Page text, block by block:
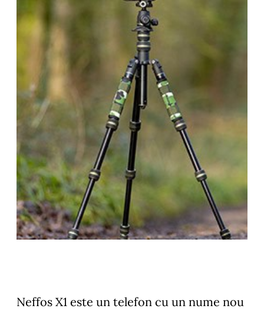
Neffos X1 este un telefon cu un nume nou